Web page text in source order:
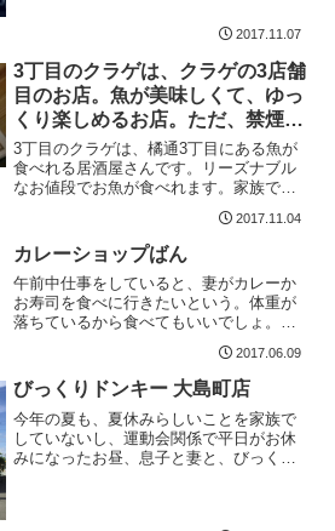
たの街の定食屋さんは、満席。びっくり
定食屋さんが宮崎にあった...
2017.11.07
3丁目のクラゲは、クラゲの3店舗
目のお店。魚が美味しくて、ゆっ
くり楽しめるお店。ただ、禁煙で
ないのが残念かなぁ
3丁目のクラゲは、橘通3丁目にある魚が
食べれる居酒屋さんです。リーズナブル
なお値段でお魚が食べれます。家族で、
一人で、デートで使えるお店ですね。ま
た行きたいお店です。ただ、禁煙ではな
かったのが残念でした。3丁目のクラゲ基
本情報3丁目のクラゲ...
2017.11.04
カレーショップばん
午前中仕事をしていると、妻がカレーか
お寿司を食べに行きたいという。体重が
落ちているから食べてもいいでしょ。そ
んな感じだった。逆に僕は体重が増えつ
つある。。。昭和54年から創業とかま
あ、いいか、糖質（カレー）食べても、
と自分に言い聞かせ、気に...
2017.06.09
びっくりドンキー 大島町店
今年の夏も、夏休みらしいことを家族で
していないし、運動会関係で平日がお休
みになったお昼、息子と妻と、びっくり